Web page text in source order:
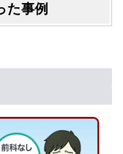
た事例